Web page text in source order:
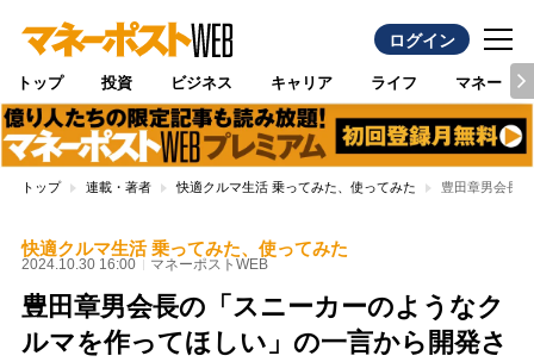
ログイン
トップ 投資 ビジネス キャリア ライフ マネー
トップ 連載・著者 快適クルマ生活 乗ってみた、使ってみた 豊田章男会長
快適クルマ生活 乗ってみた、使ってみた
2024.10.30 16:00 マネーポストWEB
豊田章男会長の「スニーカーのようなク
ルマを作ってほしい」の一言から開発さ